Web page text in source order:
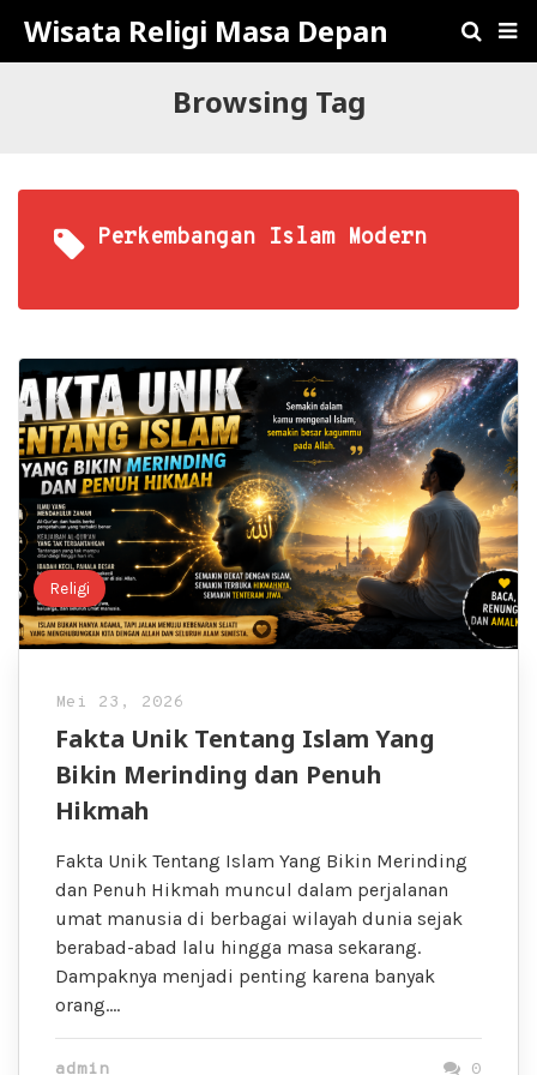
Wisata Religi Masa Depan
Browsing Tag
Perkembangan Islam Modern
Religi
Mei 23, 2026
Fakta Unik Tentang Islam Yang
Bikin Merinding dan Penuh
Hikmah
Fakta Unik Tentang Islam Yang Bikin Merinding
dan Penuh Hikmah muncul dalam perjalanan
umat manusia di berbagai wilayah dunia sejak
berabad-abad lalu hingga masa sekarang.
Dampaknya menjadi penting karena banyak
orang….
admin 0